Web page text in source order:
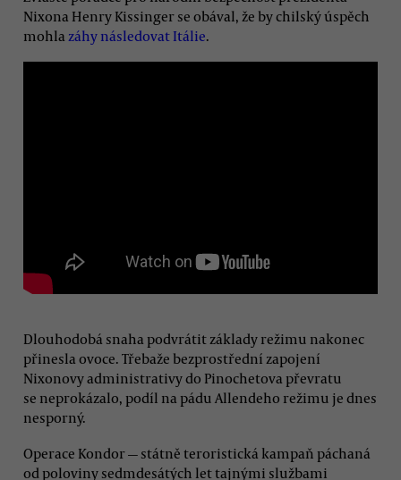
Nixona Henry Kissinger se obával, že by chilský úspěch
mohla záhy následovat Itálie.
Dlouhodobá snaha podvrátit základy režimu nakonec
přinesla ovoce. Třebaže bezprostřední zapojení
Nixonovy administrativy do Pinochetova převratu
se neprokázalo, podíl na pádu Allendeho režimu je dnes
nesporný.
Operace Kondor — státně teroristická kampaň páchaná
od poloviny sedmdesátých let tajnými službami